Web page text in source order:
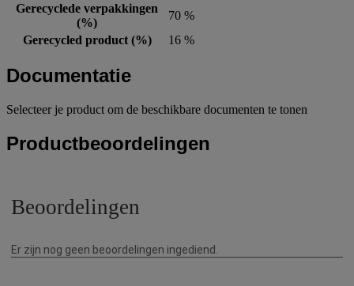
Gerecyclede verpakkingen
(%)
70 %
Gerecycled product (%)
16 %
Documentatie
Selecteer je product om de beschikbare documenten te tonen
Productbeoordelingen